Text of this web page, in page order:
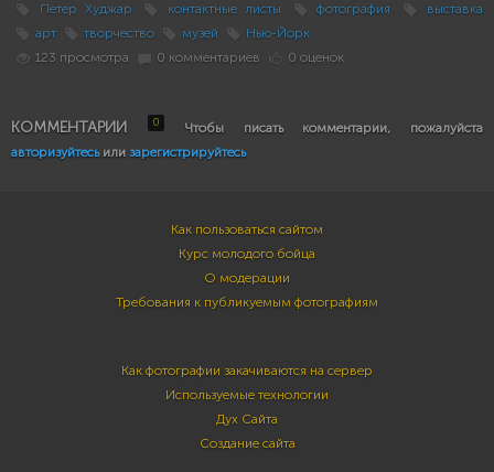
Петер Худжар контактные листы фотография
выставка
арт
творчество музей
Нью-Йорк
123 просмотра
0 комментариев 0 оценок
КОММЕНТАРИИ 0
Чтобы писать комментарии, пожалуйста
авторизуйтесьили зарегистрируйтесь
Как пользоваться сайтом
Курс молодого бойца
О модерации
Требования к публикуемым фотографиям
Как фотографии закачиваются на сервер
Используемые технологии
Дух Сайта
Создание сайта